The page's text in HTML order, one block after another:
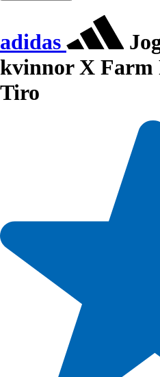
adidas
kvinnor X Farm
Tiro